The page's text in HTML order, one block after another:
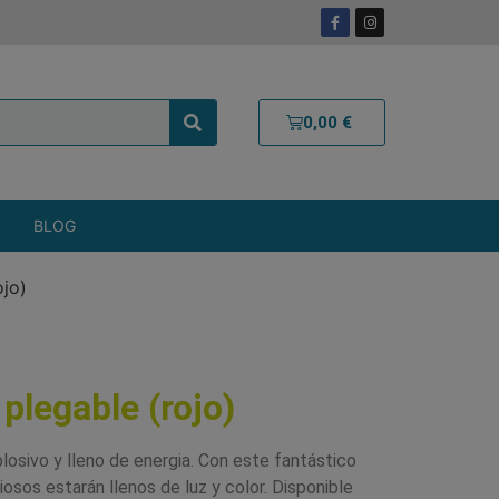
0,00 €
BLOG
(rojo)
y lleno de energia. Con este fantástico
estarán llenos de luz y color. Disponible